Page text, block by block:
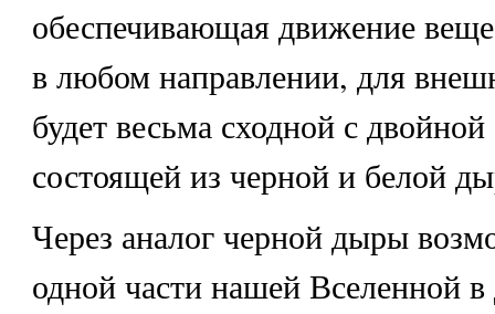
обеспечивающая движение
в любом направлении, для
будет весьма сходной с
состоящей из черной и белой
Через аналог черной дыры
одной части нашей Вселенной в